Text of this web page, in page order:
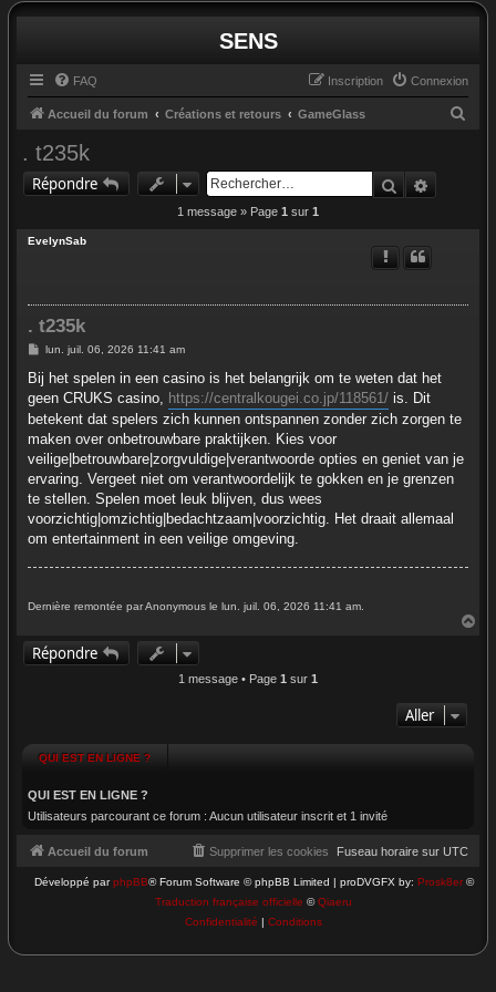
SENS
FAQ Connexion
Inscription
Accueil du forum Créations et retours GameGlass
. t235k
Répondre Rechercher
1 message » Page 1 sur 1
EvelynSab
. t235k
M
s
s
a
g
e
lun. juil. 06, 2026 11:41 am
Bij het spelen in een casino is het belangrijk om te weten dat het
geen CRUKS casino, https://centralkougei.co.jp/118561/ is. Dit
betekent dat spelers zich kunnen ontspannen zonder zich zorgen te
maken over onbetrouwbare praktijken. Kies voor
veilige|betrouwbare|zorgvuldige|verantwoorde opties en geniet van je
ervaring. Vergeet niet om verantwoordelijk te gokken en je grenzen
te stellen. Spelen moet leuk blijven, dus wees
voorzichtig|omzichtig|bedachtzaam|voorzichtig. Het draait allemaal
om entertainment in een veilige omgeving.
Dernière remontée par Anonymous le lun. juil. 06, 2026 11:41 am.
Répondre
1 message • Page 1 sur 1
Aller
QUI EST EN LIGNE ?
QUI EST EN LIGNE ?
Utilisateurs parcourant ce forum : Aucun utilisateur inscrit et 1 invité
Accueil du forum Fuseau horaire sur UTC
Supprimer les cookies
Développé parphpBB® Forum Software © phpBB Limited | proDVGFX by: Prosk8er©
Traduction française officielle ©Qiaeru
Confidentialité | Conditions